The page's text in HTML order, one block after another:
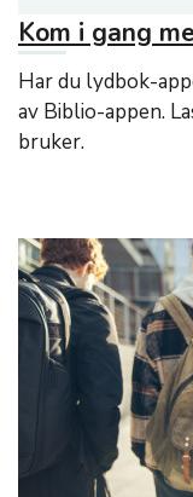
Kom i gang
Har du lydbok-
av Biblio-appen.
bruker.